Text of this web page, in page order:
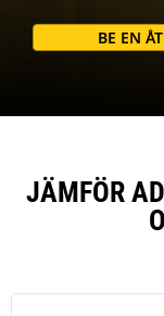
BE EN
JÄMFÖR